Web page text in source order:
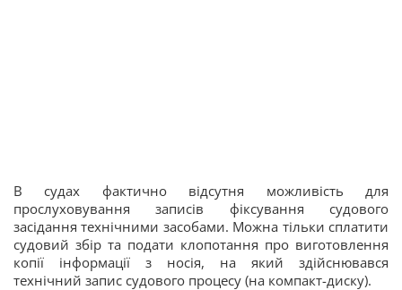
В судах фактично відсутня можливість для
прослуховування записів фіксування судового
засідання технічними засобами. Можна тільки сплатити
судовий збір та подати клопотання про виготовлення
копії інформації з носія, на який здійснювався
технічний запис судового процесу (на компакт-диску).